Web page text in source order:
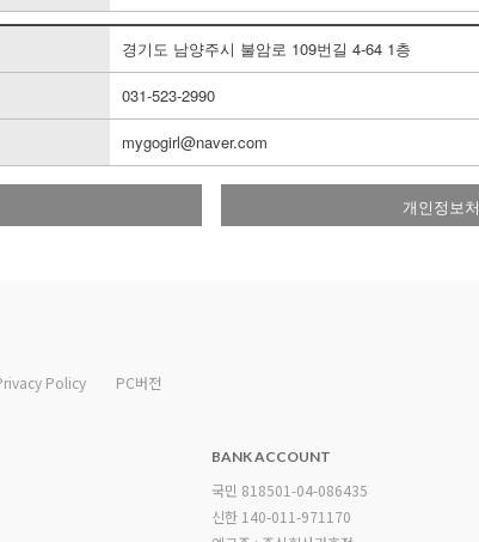
경기도 남양주시 불암로 109번길 4-64 1층
031-523-2990
mygogirl@naver.com
개인정보
Policy PC버전
BANK ACCOUNT
국민 818501-04-086435
신한 140-011-971170